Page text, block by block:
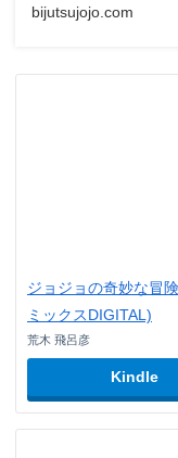
bijutsujojo.com
ジョジョの奇妙な冒
ミックスDIGITAL)
荒木 飛呂彦
Kindle